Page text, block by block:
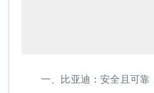
一、 比亚迪：安全 且可靠